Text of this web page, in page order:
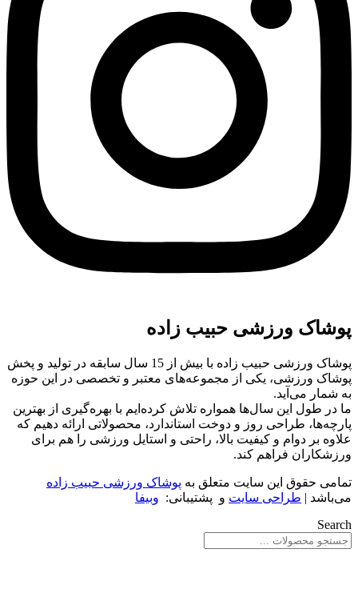
پوشاک ورزشی حبیب زاده
پوشاک ورزشی حبیب زاده با بیش از 15 سال سابقه در تولید و پخش
پوشاک ورزشی، یکی از مجموعه‌های معتبر و تخصصی در این حوزه
به شمار می‌آید.
ما در طول این سال‌ها همواره تلاش کرده‌ایم با بهره‌گیری از بهترین
پارچه‌ها، طراحی روز و دوخت استاندارد، محصولاتی ارائه دهیم که
علاوه بر دوام و کیفیت بالا، راحتی و استایل ورزشی را هم برای
ورزشکاران فراهم کند.
تمامی حقوق این سایت متعلق به پوشاک ورزشی حبیب زاده
می‌باشد | طراحی سایت و پشتیبانی: وبیفا
Search